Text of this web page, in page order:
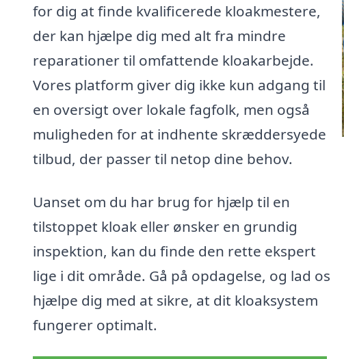
for dig at finde kvalificerede kloakmestere,
der kan hjælpe dig med alt fra mindre
reparationer til omfattende kloakarbejde.
Vores platform giver dig ikke kun adgang til
en oversigt over lokale fagfolk, men også
muligheden for at indhente skræddersyede
tilbud, der passer til netop dine behov.
Uanset om du har brug for hjælp til en
tilstoppet kloak eller ønsker en grundig
inspektion, kan du finde den rette ekspert
lige i dit område. Gå på opdagelse, og lad os
hjælpe dig med at sikre, at dit kloaksystem
fungerer optimalt.